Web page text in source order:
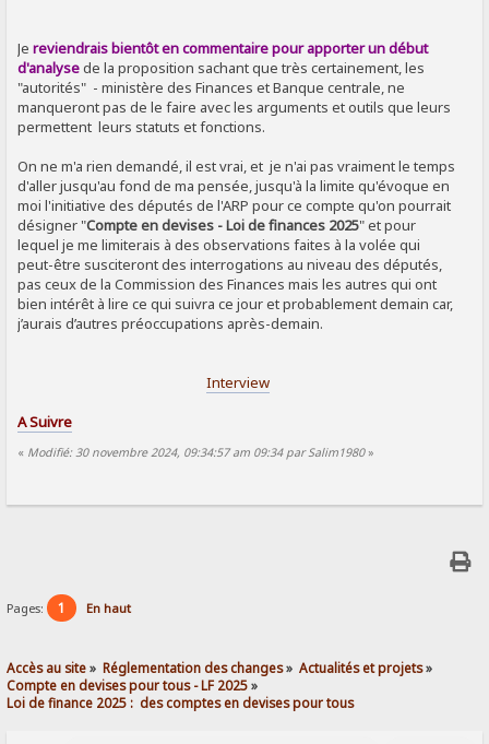
Jereviendrais bientôt en commentaire pour apporter un début
d'analysede la proposition sachant que très certainement, les
"autorités" - ministère des Finances et Banque centrale, ne
manqueront pas de le faire avec les arguments et outils que leurs
permettent leurs statuts et fonctions.
On ne m'a rien demandé, il est vrai, et je n'ai pas vraiment le temps
d'aller jusqu'au fond de ma pensée, jusqu'à la limite qu'évoque en
moi l'initiative des députés de l'ARP pour ce compte qu'on pourrait
désigner "Compte en devises - Loi de finances 2025" et pour
lequel je me limiterais à des observations faites à la volée qui
peut-être susciteront des interrogations au niveau des députés,
pas ceux de la Commission des Finances mais les autres qui ont
bien intérêt à lire ce qui suivra ce jour et probablement demain car,
j’aurais d’autres préoccupations après-demain.
Interview
A Suivre
« Modifié: 30 novembre 2024, 09:34:57 am 09:34 par Salim1980»
Pages: 1 En haut
Accès au site» Réglementation des changes» Actualités et projets»
Compte en devises pour tous - LF 2025»
Loi de finance 2025 :  des comptes en devises pour tous